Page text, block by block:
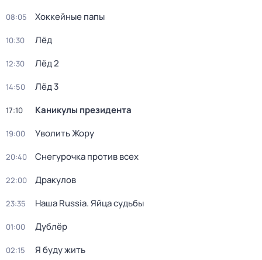
08:05 Хоккейные папы
10:30 Лёд
12:30 Лёд 2
14:50 Лёд 3
17:10 Каникулы президента
19:00 Уволить Жору
20:40 Снегурочка против всех
22:00 Дракулов
23:35 Наша Russia. Яйца судьбы
01:00 Дублёр
02:15 Я буду жить